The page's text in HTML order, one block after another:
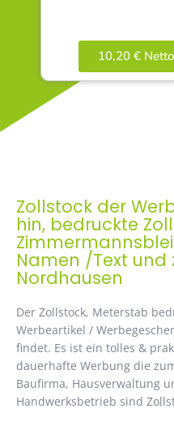
10,20 €
Zollstock der
hin, bedruckte
Namen /Text und
Nordhausen
Der Zollstock, Meterstab
Werbeartikel /
findet. Es ist ein tolles &
dauerhafte Werbung die
Baufirma, Hausverwaltung
Handwerksbetrieb sind